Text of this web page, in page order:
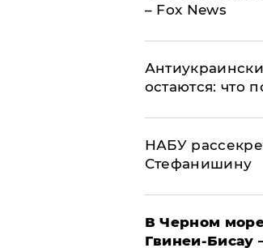
– Fox News
остаются: что
НАБУ
Стефанишину
В Черном
Гвинеи-Бисау